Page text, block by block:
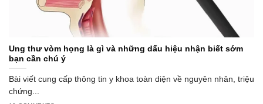
Ung thư vòm họng là gì và những dấu hiệu nhận biết sớm
bạn cần chú ý
Bài viết cung cấp thông tin y khoa toàn diện về nguyên nhân, triệu
chứng...